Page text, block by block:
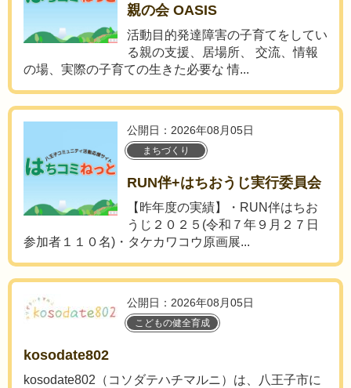
親の会 OASIS
活動目的発達障害の子育てをしてい
る親の支援、居場所、 交流、情報
の場、実際の子育ての生きた必要な 情...
公開日：2026年08月05日
まちづくり
RUN伴+はちおうじ実行委員会
【昨年度の実績】・RUN伴はちお
うじ２０２５(令和７年９月２７日
参加者１１０名)・タケカワコウ原画展...
公開日：2026年08月05日
こどもの健全育成
kosodate802
kosodate802（コソダテハチマルニ）は、八王子市に